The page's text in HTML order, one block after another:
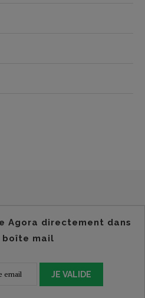
Agora directement dans
boîte mail
JE VALIDE